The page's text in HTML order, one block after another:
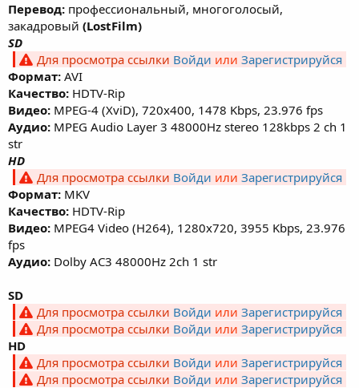
Перевод: профессиональный, многоголосый,
закадровый (LostFilm)
SD
Для просмотра ссылки Войди или Зарегистрируйся
Формат: AVI
Качество: HDTV-Rip
Видео: MPEG-4 (XviD), 720х400, 1478 Kbps, 23.976 fps
Аудио: MPEG Audio Layer 3 48000Hz stereo 128kbps 2 ch 1
str
HD
Для просмотра ссылки Войди или Зарегистрируйся
Формат: MKV
Качество: HDTV-Rip
Видео: MPEG4 Video (H264), 1280x720, 3955 Kbps, 23.976
fps
Аудио: Dolby AC3 48000Hz 2ch 1 str
SD
Для просмотра ссылки Войди или Зарегистрируйся
Для просмотра ссылки Войди или Зарегистрируйся
HD
Для просмотра ссылки Войди или Зарегистрируйся
Для просмотра ссылки Войди или Зарегистрируйся